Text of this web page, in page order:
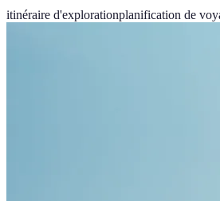
itinéraire d'explorationplanification de